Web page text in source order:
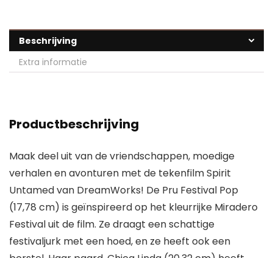
Beschrijving
Extra informatie
Productbeschrijving
Maak deel uit van de vriendschappen, moedige
verhalen en avonturen met de tekenfilm Spirit
Untamed van DreamWorks! De Pru Festival Pop
(17,78 cm) is geïnspireerd op het kleurrijke Miradero
Festival uit de film. Ze draagt een schattige
festivaljurk met een hoed, en ze heeft ook een